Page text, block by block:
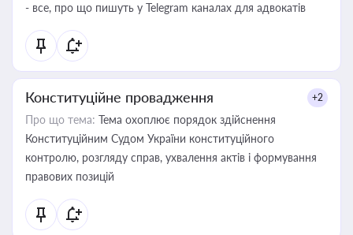
- все, про що пишуть у Telegram каналах для адвокатів
Конституційне провадження +2
Про що тема: Тема охоплює порядок здійснення
Конституційним Судом України конституційного
контролю, розгляду справ, ухвалення актів і формування
правових позицій